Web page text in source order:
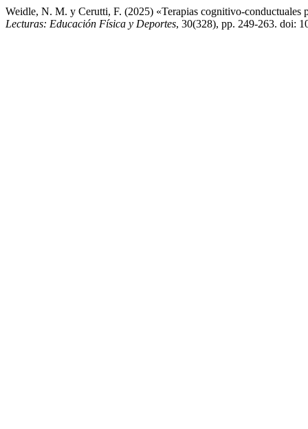
Weidle, N. M. y Cerutti, F. (2025) «Terapias cognitivo-conductuales
Lecturas: Educación Física y Deportes, 30(328), pp. 249-263. doi: